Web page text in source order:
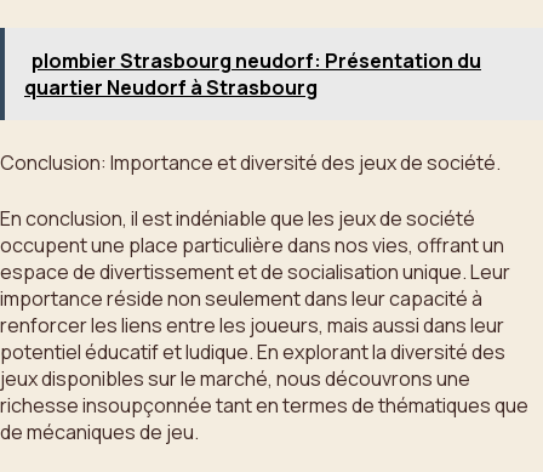
plombier Strasbourg neudorf: Présentation du
quartier Neudorf à Strasbourg
Conclusion: Importance et diversité des jeux de société.
En conclusion, il est indéniable que les jeux de société
occupent une place particulière dans nos vies, offrant un
espace de divertissement et de socialisation unique. Leur
importance réside non seulement dans leur capacité à
renforcer les liens entre les joueurs, mais aussi dans leur
potentiel éducatif et ludique. En explorant la diversité des
jeux disponibles sur le marché, nous découvrons une
richesse insoupçonnée tant en termes de thématiques que
de mécaniques de jeu.